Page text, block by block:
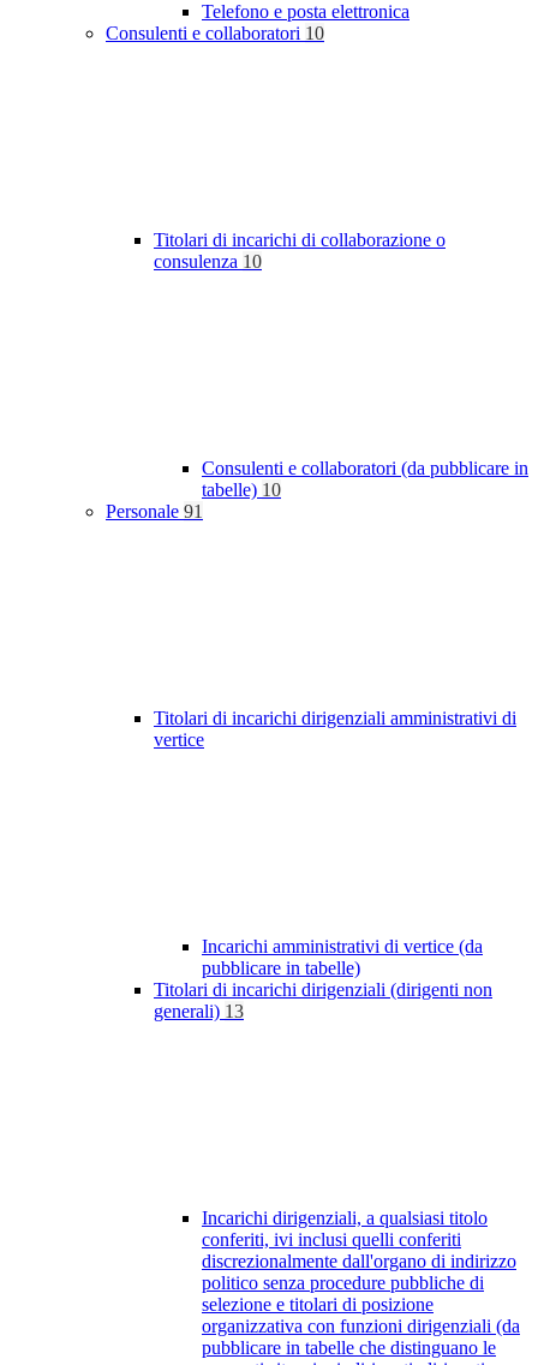
Telefono e posta elettronica
Consulenti e collaboratori 10
Titolari di incarichi di collaborazione o
consulenza 10
Consulenti e collaboratori (da pubblicare in
tabelle) 10
Personale 91
Titolari di incarichi dirigenziali amministrativi di
vertice
Incarichi amministrativi di vertice (da
pubblicare in tabelle)
Titolari di incarichi dirigenziali (dirigenti non
generali) 13
Incarichi dirigenziali, a qualsiasi titolo
conferiti, ivi inclusi quelli conferiti
discrezionalmente dall'organo di indirizzo
politico senza procedure pubbliche di
selezione e titolari di posizione
organizzativa con funzioni dirigenziali (da
pubblicare in tabelle che distinguano le